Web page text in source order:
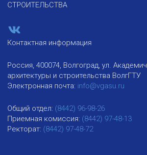
СТРОИТЕЛЬСТВА
Контактная информация
Россия, 400074, Волгоград, ул.
архитектуры и строительства ВолгГТУ
Электронная почта: info@vgasu.ru
Общий отдел: (8442) 96-98-26
Приемная комиссия: (8442) 97-48-13
Ректорат: (8442) 97-48-72